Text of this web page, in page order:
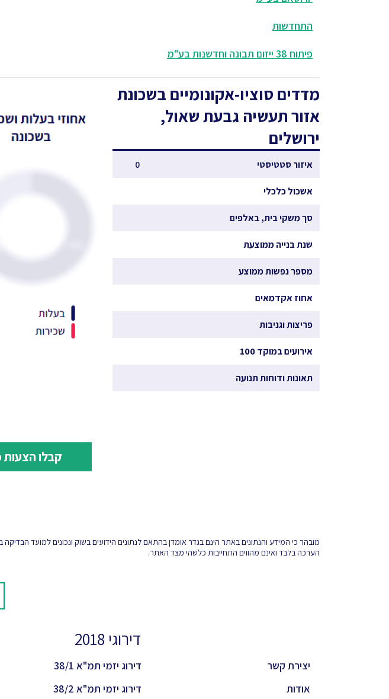
התחדשות
פיתוח 38 ייזום תבונה וחדשנות בע"מ
מדדים סוציו-אקונומיים בשכונת
אזור תעשיה גבעת שאול,
ירושלים
איזור סטטיסטי 0
אשכול כלכלי
סך משקי בית, באלפים
שנת בנייה ממוצעת
מספר נפשות ממוצע
אחוז אקדמאים
פריצות וגניבות
אירועים במוקד 100
תאונות ודוחות תנועה
קבלו הצעות
מובהר כי המידע והנתונים באתר הינם בגדר אומדן בהתאם לנתונים הידועים בשוק ונכונים למועד
הערכה בלבד ואינם מהווים התחייבות כלשהי מצד האתר.
יצירת קשר
אודות
דירוגי 2018
דירוג יזמי תמ"א 38/1
דירוג יזמי תמ"א 38/2